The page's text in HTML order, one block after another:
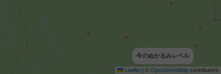
Leaflet | © OpenStreetMap contributors
今のぬかるみレベル